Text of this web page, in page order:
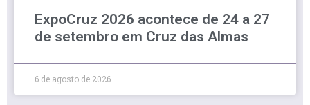
ExpoCruz 2026 acontece de 24 a 27
de setembro em Cruz das Almas
6 de agosto de 2026